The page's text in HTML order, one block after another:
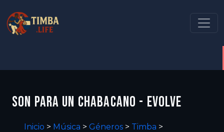
SON PARA UN CHABACANO - EVOLVE
Inicio > Música > Géneros > Timba >